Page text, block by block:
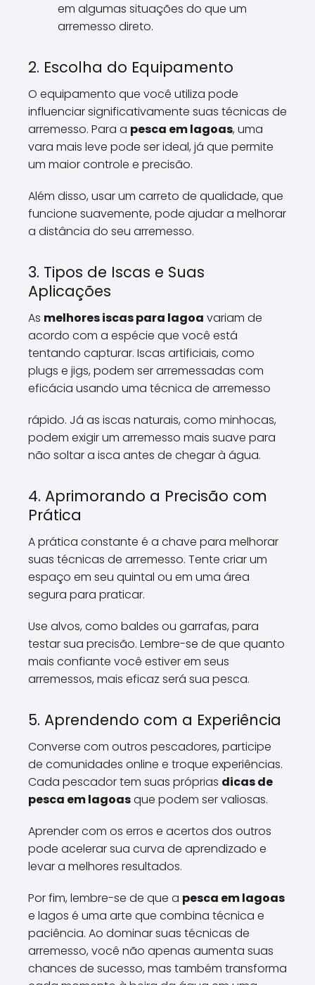
em algumas situações do que um
arremesso direto.
2. Escolha do Equipamento
O equipamento que você utiliza pode
influenciar significativamente suas técnicas de
arremesso. Para a pesca em lagoas, uma
vara mais leve pode ser ideal, já que permite
um maior controle e precisão.
Além disso, usar um carreto de qualidade, que
funcione suavemente, pode ajudar a melhorar
a distância do seu arremesso.
3. Tipos de Iscas e Suas
Aplicações
As melhores iscas para lagoa variam de
acordo com a espécie que você está
tentando capturar. Iscas artificiais, como
plugs e jigs, podem ser arremessadas com
eficácia usando uma técnica de arremesso
rápido. Já as iscas naturais, como minhocas,
podem exigir um arremesso mais suave para
não soltar a isca antes de chegar à água.
4. Aprimorando a Precisão com
Prática
A prática constante é a chave para melhorar
suas técnicas de arremesso. Tente criar um
espaço em seu quintal ou em uma área
segura para praticar.
Use alvos, como baldes ou garrafas, para
testar sua precisão. Lembre-se de que quanto
mais confiante você estiver em seus
arremessos, mais eficaz será sua pesca.
5. Aprendendo com a Experiência
Converse com outros pescadores, participe
de comunidades online e troque experiências.
Cada pescador tem suas próprias dicas de
pesca em lagoasque podem ser valiosas.
Aprender com os erros e acertos dos outros
pode acelerar sua curva de aprendizado e
levar a melhores resultados.
Por fim, lembre-se de que a pesca em lagoas
e lagos é uma arte que combina técnica e
paciência. Ao dominar suas técnicas de
arremesso, você não apenas aumenta suas
chances de sucesso, mas também transforma